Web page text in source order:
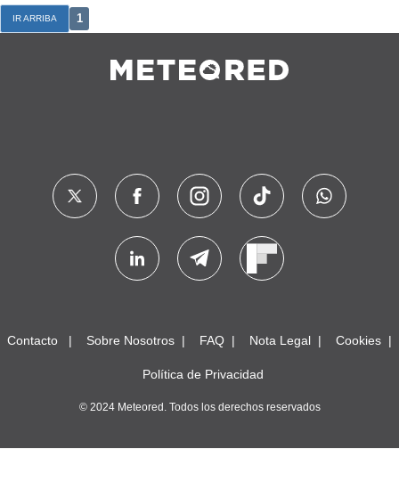
IR ARRIBA 1
Contacto Sobre Nosotros FAQ Nota Legal Cookies
Política de Privacidad
© 2024 Meteored. Todos los derechos reservados